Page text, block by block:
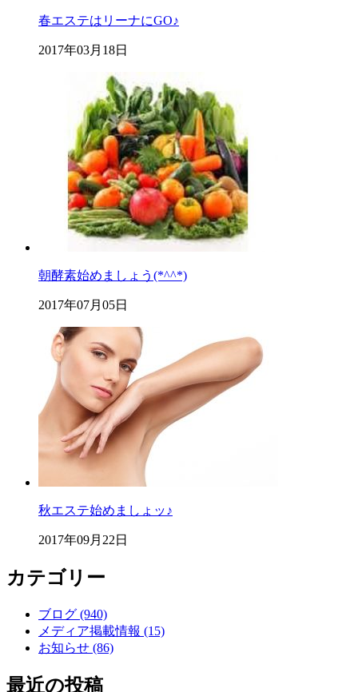
春エステはリーナにGO♪
2017年03月18日
朝酵素始めましょう(*^^*)
2017年07月05日
秋エステ始めましょッ♪
2017年09月22日
カテゴリー
ブログ (940)
メディア掲載情報 (15)
お知らせ (86)
最近の投稿